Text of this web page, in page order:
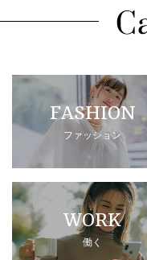
FASHION
ファッション
WORK
働く